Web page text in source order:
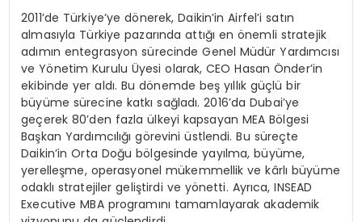
2011’de Türkiye’ye dönerek, Daikin’in Airfel’i satın
almasıyla Türkiye pazarında attığı en önemli stratejik
adımın entegrasyon sürecinde Genel Müdür Yardımcısı
ve Yönetim Kurulu Üyesi olarak, CEO Hasan Önder’in
ekibinde yer aldı. Bu dönemde beş yıllık güçlü bir
büyüme sürecine katkı sağladı. 2016’da Dubai’ye
geçerek 80’den fazla ülkeyi kapsayan MEA Bölgesi
Başkan Yardımcılığı görevini üstlendi. Bu süreçte
Daikin’in Orta Doğu bölgesinde yayılma, büyüme,
yerelleşme, operasyonel mükemmellik ve kârlı büyüme
odaklı stratejiler geliştirdi ve yönetti. Ayrıca, INSEAD
Executive MBA programını tamamlayarak akademik